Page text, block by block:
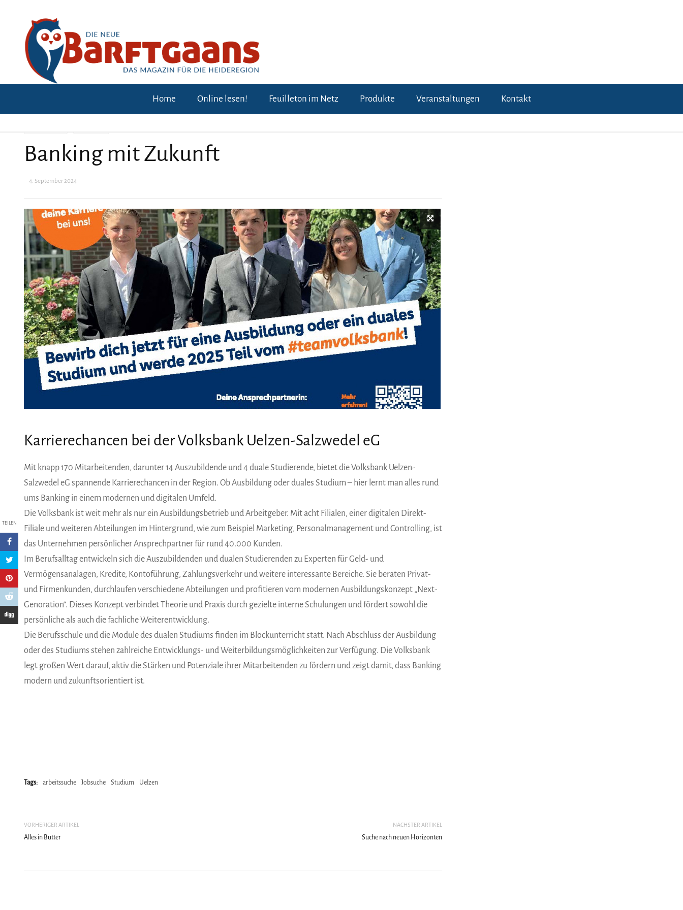
Home Online lesen! Feuilleton im Netz Produkte Veranstaltungen Kontakt
Banking mit Zukunft
4. September 2024
TEILEN
Karrierechancen bei der Volksbank Uelzen-Salzwedel eG
Mit knapp 170 Mitarbeitenden, darunter 14 Auszubildende und 4 duale Studierende, bietet die Volksbank Uelzen-
Salzwedel eG spannende Karrierechancen in der Region. Ob Ausbildung oder duales Studium – hier lernt man alles rund
ums Banking in einem modernen und digitalen Umfeld.
Die Volksbank ist weit mehr als nur ein Ausbildungsbetrieb und Arbeitgeber. Mit acht Filialen, einer digitalen Direkt-
Filiale und weiteren Abteilungen im Hintergrund, wie zum Beispiel Marketing, Personalmanagement und Controlling, ist
das Unternehmen persönlicher Ansprechpartner für rund 40.000 Kunden.
Im Berufsalltag entwickeln sich die Auszubildenden und dualen Studierenden zu Experten für Geld- und
Vermögensanalagen, Kredite, Kontoführung, Zahlungsverkehr und weitere interessante Bereiche. Sie beraten Privat-
und Firmenkunden, durchlaufen verschiedene Abteilungen und profitieren vom modernen Ausbildungskonzept „Next­
Genoration“. Dieses Konzept verbindet Theorie und Praxis durch gezielte interne Schulungen und fördert sowohl die
persönliche als auch die fachliche Weiterentwicklung.
Die Berufsschule und die Module des dualen Studiums finden im Blockunterricht statt. Nach Abschluss der Ausbildung
oder des Studiums stehen zahlreiche Entwicklungs- und Weiterbildungsmöglichkeiten zur Verfügung. Die Volksbank
legt großen Wert darauf, aktiv die Stärken und Potenziale ihrer Mitarbeitenden zu fördern und zeigt damit, dass Banking
modern und zukunftsorientiert ist.
Tags: arbeitssuche Jobsuche Studium Uelzen
VORHERIGER ARTIKEL
Alles in Butter
NÄCHSTER ARTIKEL
Suche nach neuen Horizonten